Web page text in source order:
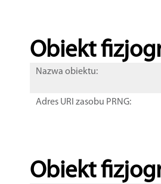
Obiekt
Nazwa obiektu:
Adres URI zasobu PRNG:
Obiekt